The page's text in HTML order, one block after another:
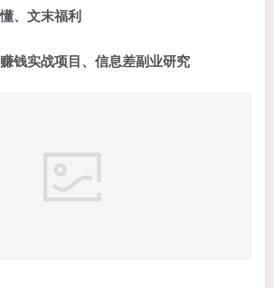
、文末福利
钱实战项目、信息差副业研究